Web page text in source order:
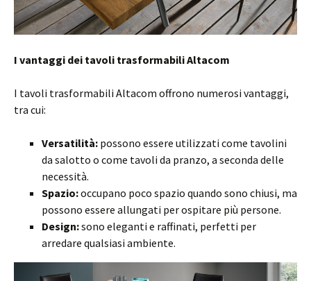
I vantaggi dei tavoli trasformabili Altacom
I tavoli trasformabili Altacom offrono numerosi vantaggi,
tra cui:
Versatilità: possono essere utilizzati come tavolini
da salotto o come tavoli da pranzo, a seconda delle
necessità.
Spazio:occupano poco spazio quando sono chiusi, ma
possono essere allungati per ospitare più persone.
Design:sono eleganti e raffinati, perfetti per
arredare qualsiasi ambiente.